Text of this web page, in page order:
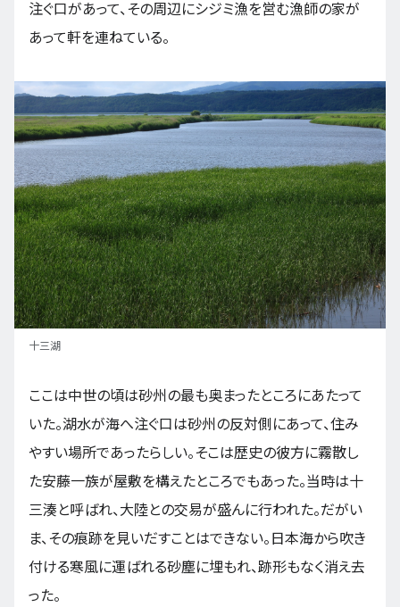
注ぐ口があって、その周辺にシジミ漁を営む漁師の家が
あって軒を連ねている。
十三湖
ここは中世の頃は砂州の最も奥まったところにあたって
いた。湖水が海へ注ぐ口は砂州の反対側にあって、住み
やすい場所であったらしい。そこは歴史の彼方に霧散し
た安藤一族が屋敷を構えたところでもあった。当時は十
三湊と呼ばれ、大陸との交易が盛んに行われた。だがい
ま、その痕跡を見いだすことはできない。日本海から吹き
付ける寒風に運ばれる砂塵に埋もれ、跡形もなく消え去
った。